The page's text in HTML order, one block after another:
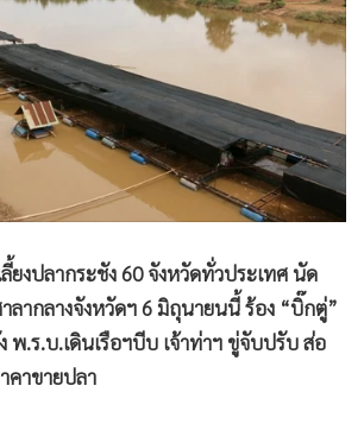
being
& SD
ยงปลากระชัง 60 จังหวัดทั่วประเทศ นัด
ลากลางจังหวัดฯ 6 มิถุนายนนี้ ร้อง “บิ๊กตู่”
พ.ร.บ.เดินเรือฯบีบ เจ้าท่าฯ ขู่จับปรับ ส่อ
คาขายปลา